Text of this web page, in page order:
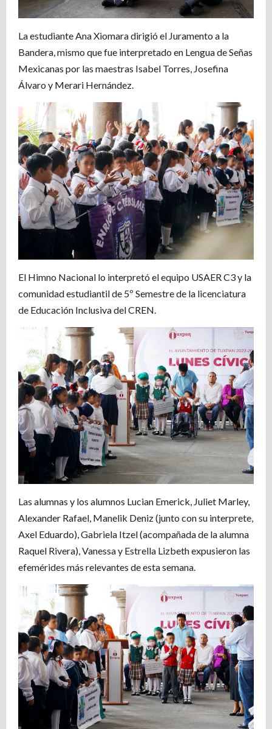
La estudiante Ana Xiomara dirigió el Juramento a la
Bandera, mismo que fue interpretado en Lengua de Señas
Mexicanas por las maestras Isabel Torres, Josefina
Álvaro y Merari Hernández.
El Himno Nacional lo interpretó el equipo USAER C3 y la
comunidad estudiantil de 5º Semestre de la licenciatura
de Educación Inclusiva del CREN.
Las alumnas y los alumnos Lucian Emerick, Juliet Marley,
Alexander Rafael, Manelik Deniz (junto con su interprete,
Axel Eduardo), Gabriela Itzel (acompañada de la alumna
Raquel Rivera), Vanessa y Estrella Lizbeth expusieron las
efemérides más relevantes de esta semana.